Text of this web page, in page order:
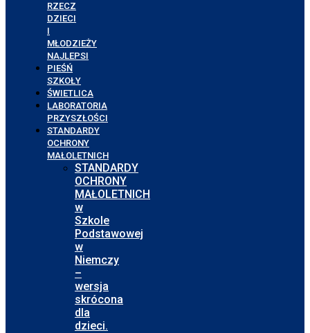
RZECZ
DZIECI
I
MŁODZIEŻY
NAJLEPSI
PIEŚŃ
SZKOŁY
ŚWIETLICA
LABORATORIA
PRZYSZŁOŚCI
STANDARDY
OCHRONY
MAŁOLETNICH
STANDARDY
OCHRONY
MAŁOLETNICH
w
Szkole
Podstawowej
w
Niemczy
–
wersja
skrócona
dla
dzieci.